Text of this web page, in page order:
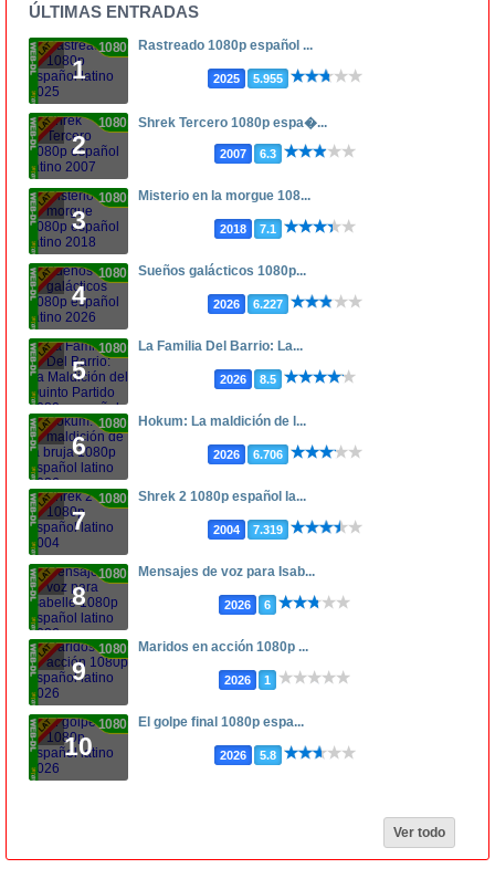
ÚLTIMAS ENTRADAS
1
1080p Rastreado 1080p español ...
2025 5.955
2
1080p Shrek Tercero 1080p espa�...
2007 6.3
3
1080p Misterio en la morgue 108...
2018 7.1
4
1080p Sueños galácticos 1080p...
2026 6.227
5
1080p La Familia Del Barrio: La...
2026 8.5
6
1080p Hokum: La maldición de l...
2026 6.706
7
1080p Shrek 2 1080p español la...
2004 7.319
8
1080p Mensajes de voz para Isab...
2026 6
9
1080p Maridos en acción 1080p ...
2026 1
10
1080p El golpe final 1080p espa...
2026 5.8
Ver todo